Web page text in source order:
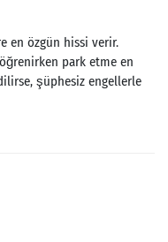
en özgün hissi verir.
park etme en
şüphesiz engellerle